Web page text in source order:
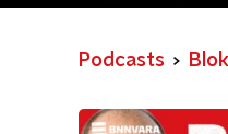
Podcasts